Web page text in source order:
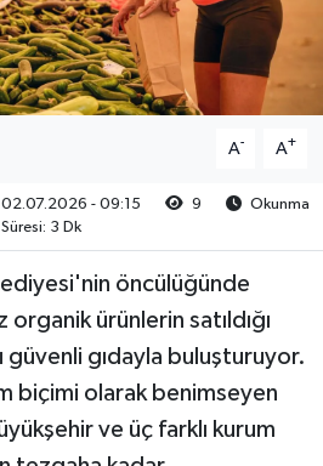
A- A+
02.07.2026 - 09:15 9
Okunma
Süresi: 3 Dk
öncülüğünde
ürünlerin satıldığı
güvenli gıdayla buluşturuyor.
biçimi olarak benimseyen
ve üç farklı kurum